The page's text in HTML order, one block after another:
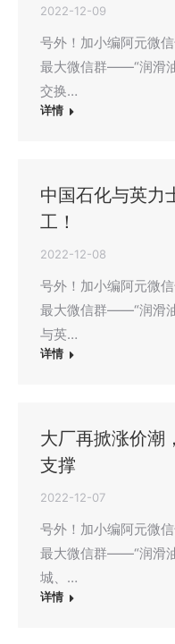
2022-12-09
号外！加小编阿元微
最大微信群——“润滑
交换…
详情
中国石化与英力
工！
2022-12-08
号外！加小编阿元微
最大微信群——“润滑
与英…
详情
大厂再掀涨价潮
支撑
2022-12-07
号外！加小编阿元微
最大微信群——“润滑
城、…
详情